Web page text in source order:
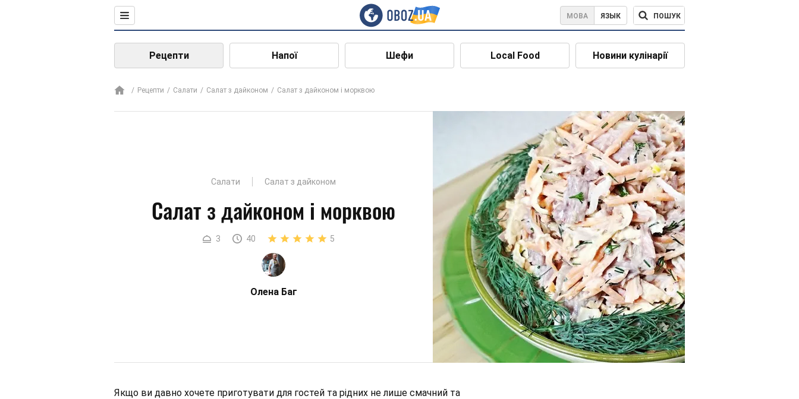
МОВА ЯЗЫК ПОШУК
Рецепти Напої Шефи Local Food Новини кулінарії
Рецепти Салати Салат з дайконом Салат з дайконом і морквою
Салати Салат з дайконом
Салат з дайконом і морквою
3 40 5
Олена Баг
Якщо ви давно хочете приготувати для гостей та рідних не лише смачний та